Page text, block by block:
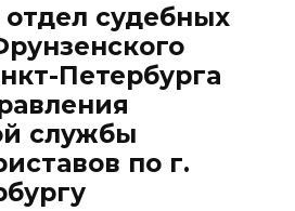
судебных
Петербурга
службы
по г.